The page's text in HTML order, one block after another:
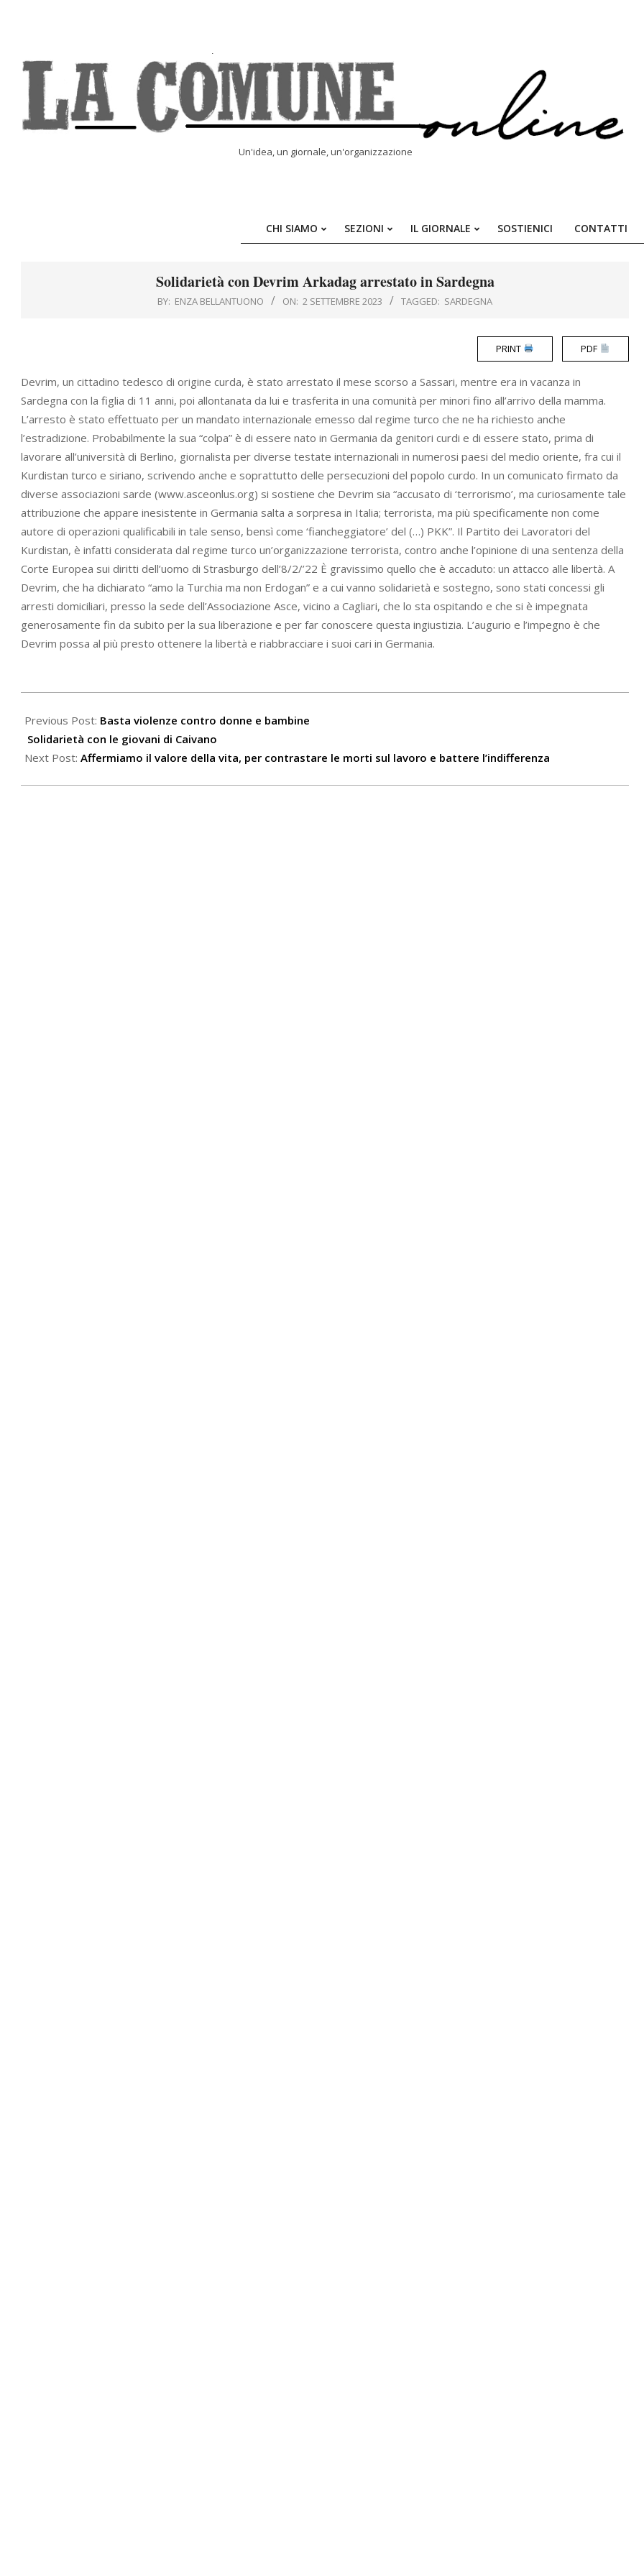
Un'idea, un giornale, un'organizzazione
Primary
CHI SIAMO SEZIONI IL GIORNALE SOSTIENICI CONTATTI
Solidarietà con Devrim Arkadag arrestato in Sardegna
BY: ENZA BELLANTUONO ON: 2 SETTEMBRE 2023 TAGGED: SARDEGNA
PRINT PDF
Devrim, un cittadino tedesco di origine curda, è stato arrestato il mese scorso a Sassari, mentre era in vacanza in
Sardegna con la figlia di 11 anni, poi allontanata da lui e trasferita in una comunità per minori fino all’arrivo della mamma.
L’arresto è stato effettuato per un mandato internazionale emesso dal regime turco che ne ha richiesto anche
l’estradizione. Probabilmente la sua “colpa” è di essere nato in Germania da genitori curdi e di essere stato, prima di
lavorare all’università di Berlino, giornalista per diverse testate internazionali in numerosi paesi del medio oriente, fra cui il
Kurdistan turco e siriano, scrivendo anche e soprattutto delle persecuzioni del popolo curdo. In un comunicato firmato da
diverse associazioni sarde (www.asceonlus.org) si sostiene che Devrim sia “accusato di ‘terrorismo’, ma curiosamente tale
attribuzione che appare inesistente in Germania salta a sorpresa in Italia; terrorista, ma più specificamente non come
autore di operazioni qualificabili in tale senso, bensì come ‘fiancheggiatore’ del (…) PKK”. Il Partito dei Lavoratori del
Kurdistan, è infatti considerata dal regime turco un’organizzazione terrorista, contro anche l’opinione di una sentenza della
Corte Europea sui diritti dell’uomo di Strasburgo dell’8/2/’22 È gravissimo quello che è accaduto: un attacco alle libertà. A
Devrim, che ha dichiarato “amo la Turchia ma non Erdogan” e a cui vanno solidarietà e sostegno, sono stati concessi gli
arresti domiciliari, presso la sede dell’Associazione Asce, vicino a Cagliari, che lo sta ospitando e che si è impegnata
generosamente fin da subito per la sua liberazione e per far conoscere questa ingiustizia. L’augurio e l’impegno è che
Devrim possa al più presto ottenere la libertà e riabbracciare i suoi cari in Germania.
09-
02
Previous Post: Basta violenze contro donne e bambine
Solidarietà con le giovani di Caivano
Next Post: Affermiamo il valore della vita, per contrastare le morti sul lavoro e battere l’indifferenza